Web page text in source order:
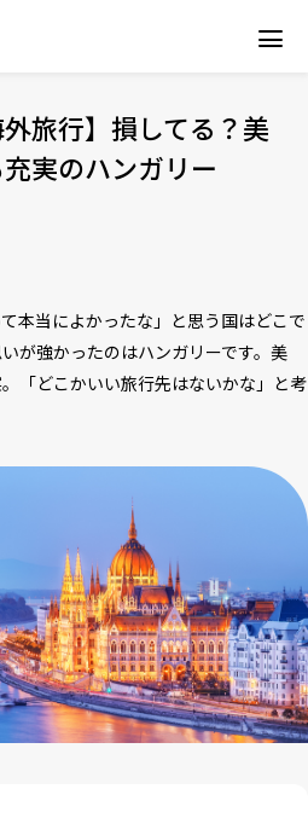
外旅行】損してる？美
実のハンガリー
本当によかったな」と思う国はどこで
が強かったのはハンガリーです。美
「どこかいい旅行先はないかな」と考